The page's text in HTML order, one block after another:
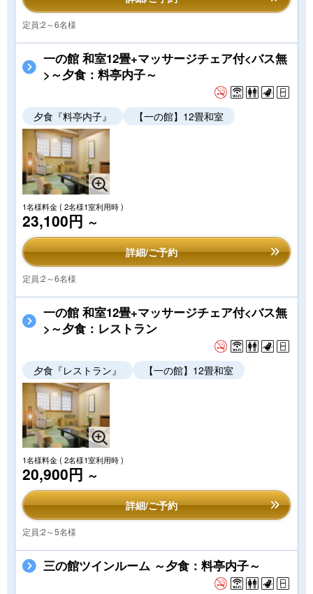
定員:2～6名様
一の館 和室12畳+マッサージチェア付<バス無
>～夕食：料亭内子～
夕食『料亭内子』 【一の館】12畳和室
1名様料金( 2名様1室利用時 )
23,100円 ～
詳細/ご予約
定員:2～6名様
一の館 和室12畳+マッサージチェア付<バス無
>～夕食：レストラン
夕食『レストラン』 【一の館】12畳和室
1名様料金( 2名様1室利用時 )
20,900円 ～
詳細/ご予約
定員:2～5名様
三の館ツインルーム ～夕食：料亭内子～